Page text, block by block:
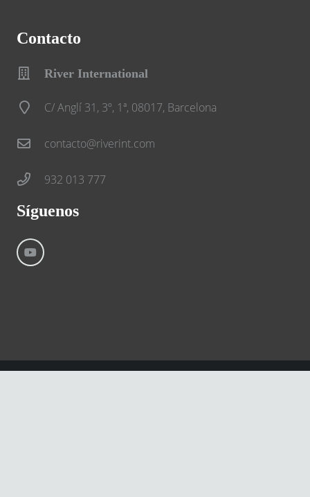
Contacto
River International
C/ Anglí 31, 3º, 1ª, 08017, Barcelona
contacto@riverint.com
932 013 777
Síguenos